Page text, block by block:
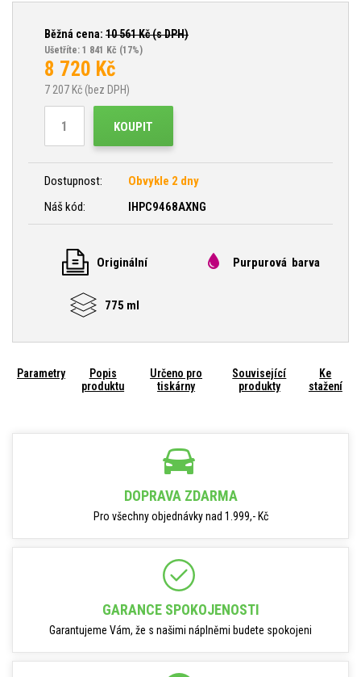
Běžná cena: 10 561Kč (s DPH)
Ušetříte: 1 841 Kč (17%)
8 720 Kč
7 207 Kč (bez DPH)
KOUPIT
Dostupnost:
Obvykle 2 dny
Náš kód:
IHPC9468AXNG
Originální Purpurová barva
775 ml
Parametry
Popis
produktu
Určeno pro
tiskárny
Související
produkty
Ke
stažení
DOPRAVA ZDARMA
Pro všechny objednávky nad 1.999,- Kč
GARANCE SPOKOJENOSTI
Garantujeme Vám, že s našimi náplněmi budete spokojeni